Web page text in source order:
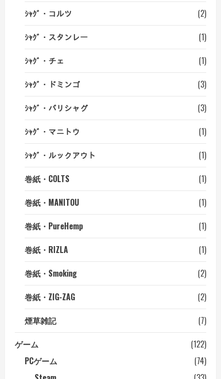
ｼｬｸﾞ・コルツ
(2)
ｼｬｸﾞ・スタンレー
(1)
ｼｬｸﾞ・チェ
(1)
ｼｬｸﾞ・ドミンゴ
(3)
ｼｬｸﾞ・バリシャグ
(3)
ｼｬｸﾞ・マニトウ
(1)
ｼｬｸﾞ・ルックアウト
(1)
巻紙・COLTS
(1)
巻紙・MANITOU
(1)
巻紙・PureHemp
(1)
巻紙・RIZLA
(1)
巻紙・Smoking
(2)
巻紙・ZIG-ZAG
(2)
煙草雑記
(7)
ゲーム
(122)
PCゲーム
(74)